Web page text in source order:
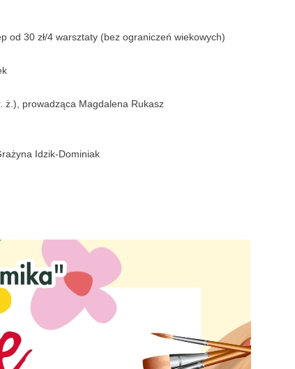
od 30 zł/4 warsztaty (bez ograniczeń wiekowych)
ż.), prowadząca Magdalena Rukasz
Idzik-Dominiak